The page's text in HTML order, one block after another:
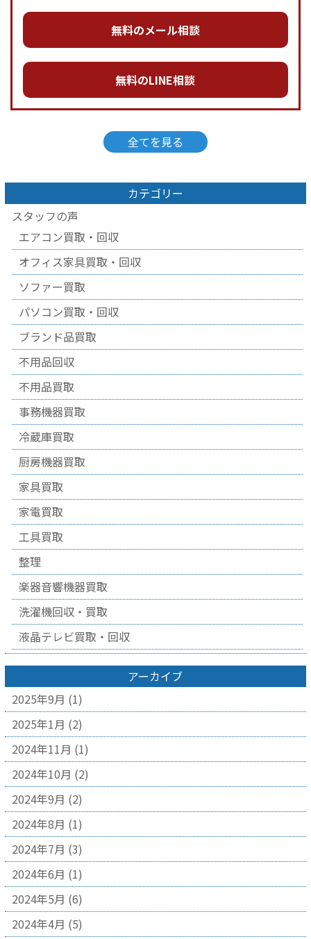
無料のメール相談
無料のLINE相談
全てを見る
カテゴリー
スタッフの声
エアコン買取・回収
オフィス家具買取・回収
ソファー買取
パソコン買取・回収
ブランド品買取
不用品回収
不用品買取
事務機器買取
冷蔵庫買取
厨房機器買取
家具買取
家電買取
工具買取
整理
楽器音響機器買取
洗濯機回収・買取
液晶テレビ買取・回収
アーカイブ
2025年9月 (1)
2025年1月 (2)
2024年11月 (1)
2024年10月 (2)
2024年9月 (2)
2024年8月 (1)
2024年7月 (3)
2024年6月 (1)
2024年5月 (6)
2024年4月 (5)